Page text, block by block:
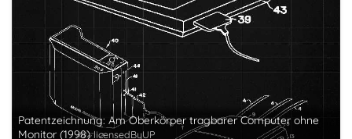
Patentzeichnung: Am Oberkörper tragbarer Computer ohne
Monitor (1998) licensedByUP